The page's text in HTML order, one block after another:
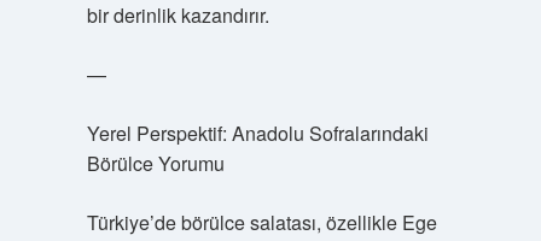
bir derinlik kazandırır.
—
Yerel Perspektif: Anadolu Sofralarındaki
Börülce Yorumu
Türkiye’de börülce salatası, özellikle Ege